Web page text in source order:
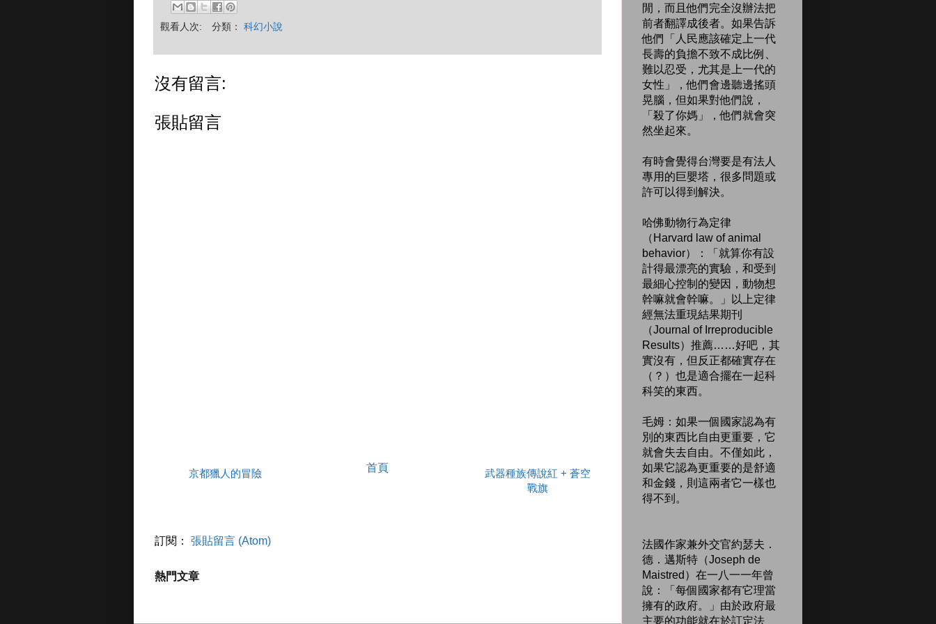
觀看人次: 分類： 科幻小說
沒有留言:
張貼留言
京都獵人的冒險
武器種族傳說紅 + 蒼空
戰旗
首頁
訂閱： 張貼留言 (Atom)
熱門文章
閒，而且他們完全沒辦法把
前者翻譯成後者。如果告訴
他們「人民應該確定上一代
長壽的負擔不致不成比例、
難以忍受，尤其是上一代的
女性」，他們會邊聽邊搖頭
晃腦，但如果對他們說，
「殺了你媽」，他們就會突
然坐起來。
有時會覺得台灣要是有法人
專用的巨嬰塔，很多問題或
許可以得到解決。
哈佛動物行為定律
（Harvard law of animal
behavior）：「就算你有設
計得最漂亮的實驗，和受到
最細心控制的變因，動物想
幹嘛就會幹嘛。」以上定律
經無法重現結果期刊
（Journal of Irreproducible
Results）推薦……好吧，其
實沒有，但反正都確實存在
（？）也是適合擺在一起科
科笑的東西。
毛姆：如果一個國家認為有
別的東西比自由更重要，它
就會失去自由。不僅如此，
如果它認為更重要的是舒適
和金錢，則這兩者它一樣也
得不到。
法國作家兼外交官約瑟夫．
德．邁斯特（Joseph de
Maistred）在一八一一年曾
說：「每個國家都有它理當
擁有的政府。」由於政府最
主要的功能就在於訂定法